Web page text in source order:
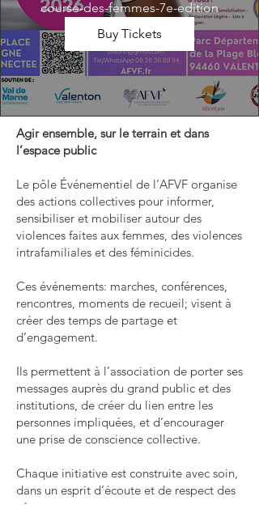
course-des-femmes-7e-edition
Buy Tickets
Agir ensemble, sur le terrain et dans
l’espace public
Le pôle Événementiel de l’AFVF organise
des actions collectives pour informer,
sensibiliser et mobiliser autour des
violences faites aux femmes, des violences
intrafamiliales et des féminicides.
Ces événements: marches, conférences,
rencontres, moments de recueil; visent à
créer des temps de partage et
d’engagement.
Ils permettent à l’association de porter ses
messages auprès du grand public et des
institutions, de créer du lien entre les
personnes impliquées, et d’encourager
une prise de conscience collective.
Chaque initiative est construite avec soin,
dans un esprit d’écoute et de respect des